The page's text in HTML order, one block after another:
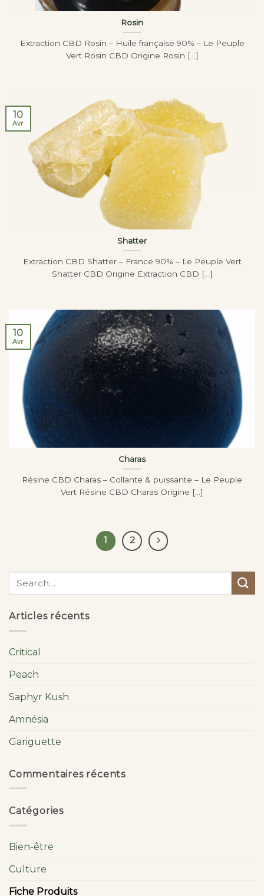
Rosin
Extraction CBD Rosin – Huile française 90% – Le Peuple
Vert Rosin CBD Origine Rosin [...]
Shatter
Extraction CBD Shatter – France 90% – Le Peuple Vert
Shatter CBD Origine Extraction CBD [...]
10
Avr
Charas
Résine CBD Charas – Collante & puissante – Le Peuple
Vert Résine CBD Charas Origine [...]
10
Avr
1 2
Articles récents
Critical
Peach
Saphyr Kush
Amnésia
Gariguette
Commentaires récents
Catégories
Bien-être
Culture
Fiche Produits